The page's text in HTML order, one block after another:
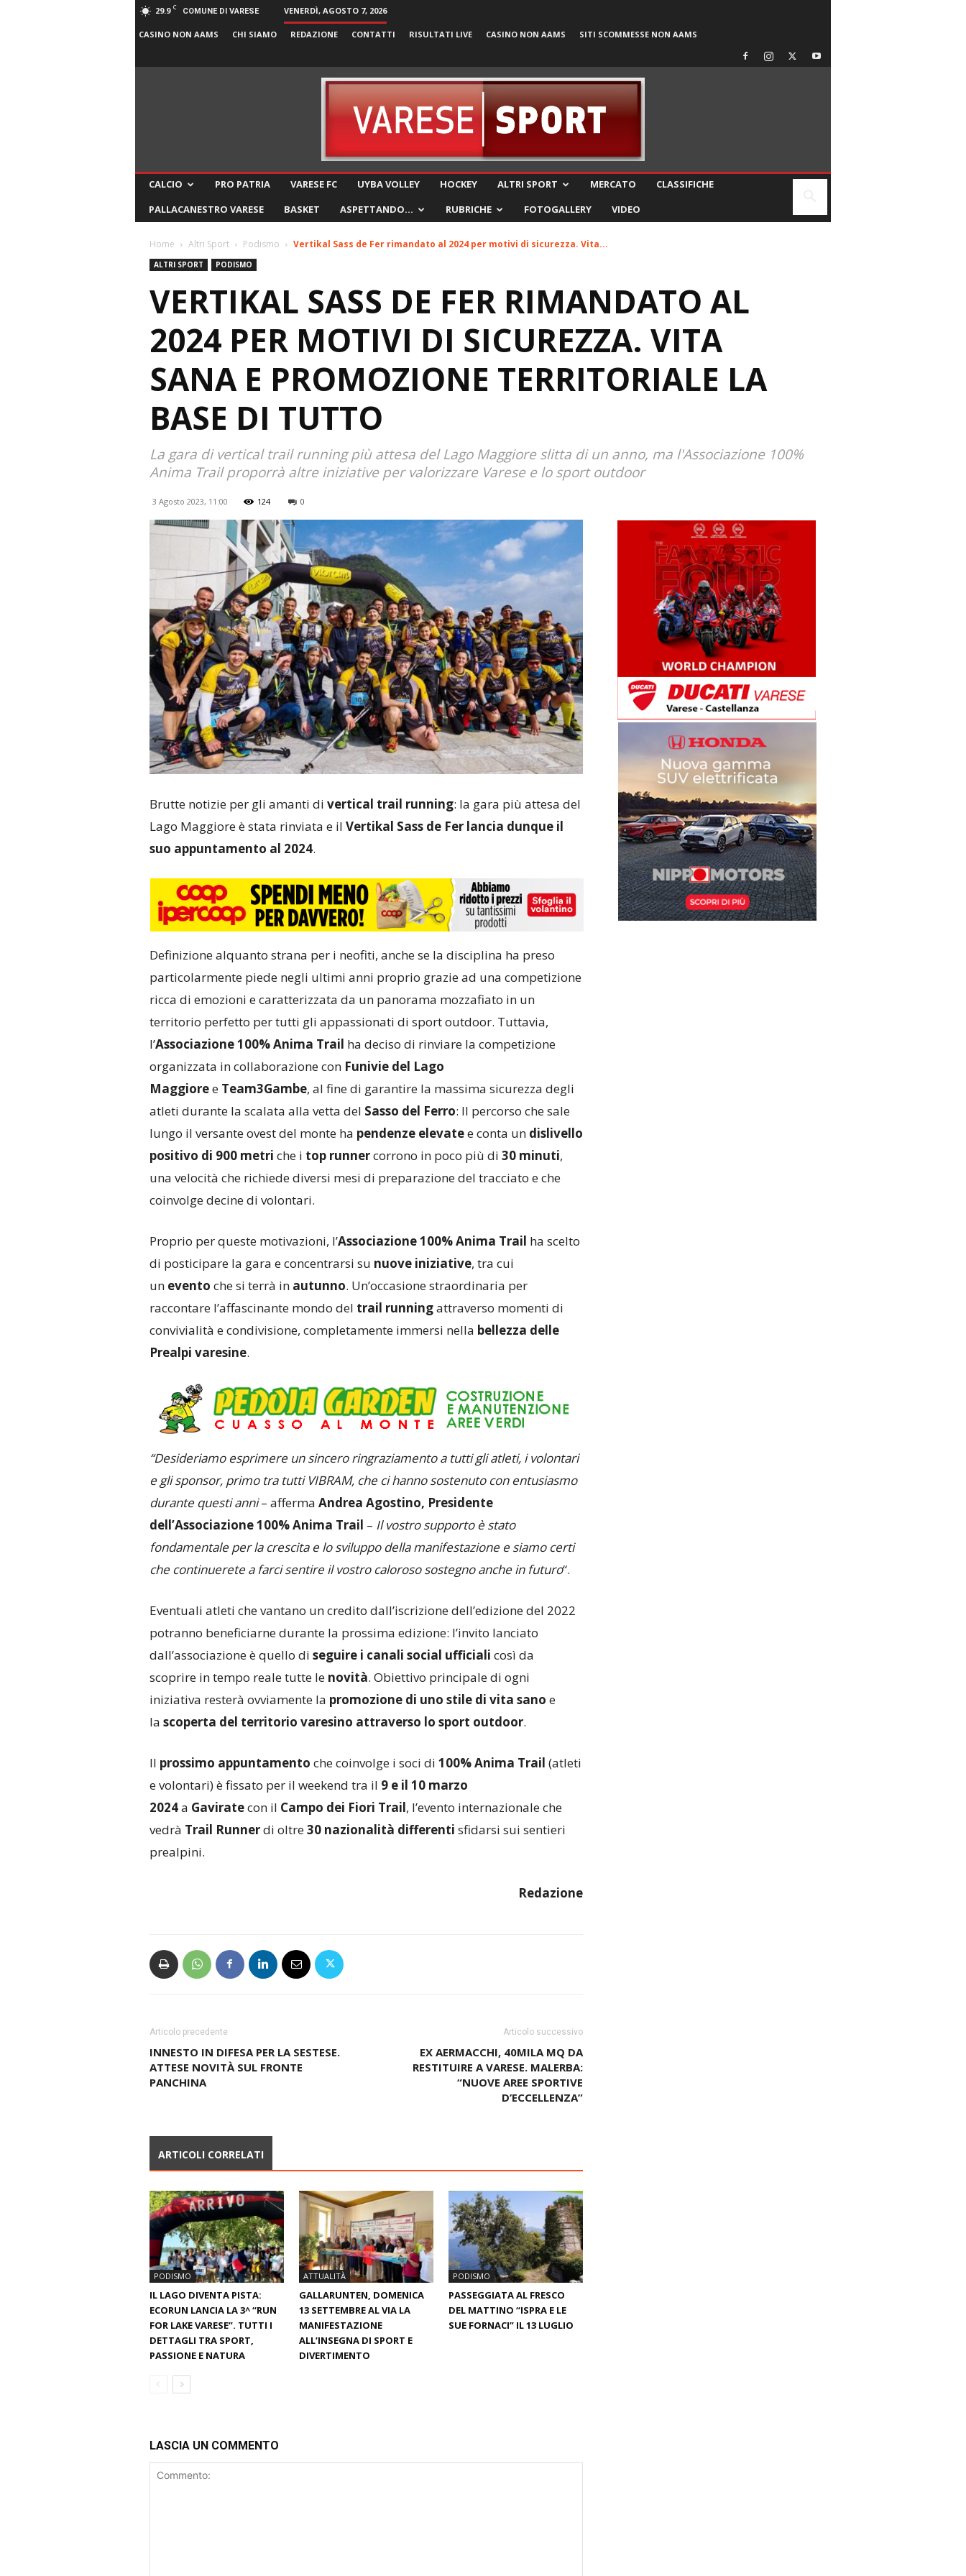
29.9 C COMUNE DI VARESE VENERDÌ, AGOSTO 7, 2026
CASINO NON AAMS CHI SIAMO REDAZIONE CONTATTI RISULTATI LIVE CASINO NON AAMS SITI SCOMMESSE NON AAMS
CALCIO PRO PATRIA VARESE FC UYBA VOLLEY HOCKEY ALTRI SPORT MERCATO
CLASSIFICHE
PALLACANESTRO VARESE
BASKET ASPETTANDO… RUBRICHE FOTOGALLERY VIDEO
Home Altri Sport Podismo Vertikal Sass de Fer rimandato al 2024 per motivi di sicurezza. Vita...
ALTRI SPORT PODISMO
VERTIKAL SASS DE FER RIMANDATO AL
2024 PER MOTIVI DI SICUREZZA. VITA
SANA E PROMOZIONE TERRITORIALE LA
BASE DI TUTTO
La gara di vertical trail running più attesa del Lago Maggiore slitta di un anno, ma l'Associazione 100%
Anima Trail proporrà altre iniziative per valorizzare Varese e lo sport outdoor
3 Agosto 2023, 11:00 124 0
Brutte notizie per gli amanti di vertical trail running: la gara più attesa del
Lago Maggiore è stata rinviata e il Vertikal Sass de Fer lancia dunque il
suo appuntamento al 2024.
Definizione alquanto strana per i neofiti, anche se la disciplina ha preso
particolarmente piede negli ultimi anni proprio grazie ad una competizione
ricca di emozioni e caratterizzata da un panorama mozzafiato in un
territorio perfetto per tutti gli appassionati di sport outdoor. Tuttavia,
l’Associazione 100% Anima Trail ha deciso di rinviare la competizione
organizzata in collaborazione con Funivie del Lago
Maggioree Team3Gambe, al fine di garantire la massima sicurezza degli
atleti durante la scalata alla vetta del Sasso del Ferro: Il percorso che sale
lungo il versante ovest del monte ha pendenze elevatee conta un dislivello
positivo di 900 metri che i top runnercorrono in poco più di 30 minuti,
una velocità che richiede diversi mesi di preparazione del tracciato e che
coinvolge decine di volontari.
Proprio per queste motivazioni, l’Associazione 100% Anima Trail ha scelto
di posticipare la gara e concentrarsi su nuove iniziative, tra cui
un evento che si terrà in autunno. Un’occasione straordinaria per
raccontare l’affascinante mondo del trail runningattraverso momenti di
convivialità e condivisione, completamente immersi nella bellezza delle
Prealpi varesine.
“Desideriamo esprimere un sincero ringraziamento a tutti gli atleti, i volontari
e gli sponsor, primo tra tutti VIBRAM, che ci hanno sostenuto con entusiasmo
durante questi anni– afferma Andrea Agostino, Presidente
dell’Associazione 100% Anima Trail – Il vostro supporto è stato
fondamentale per la crescita e lo sviluppo della manifestazione e siamo certi
che continuerete a farci sentire il vostro caloroso sostegno anche in futuro“.
Eventuali atleti che vantano un credito dall’iscrizione dell’edizione del 2022
potranno beneficiarne durante la prossima edizione: l’invito lanciato
dall’associazione è quello di seguire i canali social ufficiali così da
scoprire in tempo reale tutte le novità. Obiettivo principale di ogni
iniziativa resterà ovviamente la promozione di uno stile di vita sano e
la scoperta del territorio varesino attraverso lo sport outdoor.
Il prossimo appuntamento che coinvolge i soci di 100% Anima Trail (atleti
e volontari) è fissato per il weekend tra il 9 e il 10 marzo
2024a Gaviratecon il Campo dei Fiori Trail, l’evento internazionale che
vedrà Trail Runnerdi oltre30 nazionalità differenti sfidarsi sui sentieri
prealpini.
Redazione
Articolo precedente
INNESTO IN DIFESA PER LA SESTESE.
ATTESE NOVITÀ SUL FRONTE
PANCHINA
Articolo successivo
EX AERMACCHI, 40MILA MQ DA
RESTITUIRE A VARESE. MALERBA:
“NUOVE AREE SPORTIVE
D’ECCELLENZA”
ARTICOLI CORRELATI
PODISMO
IL LAGO DIVENTA PISTA:
ECORUN LANCIA LA 3^ “RUN
FOR LAKE VARESE”. TUTTI I
DETTAGLI TRA SPORT,
PASSIONE E NATURA
ATTUALITÀ
GALLARUNTEN, DOMENICA
13 SETTEMBRE AL VIA LA
MANIFESTAZIONE
ALL’INSEGNA DI SPORT E
DIVERTIMENTO
PODISMO
PASSEGGIATA AL FRESCO
DEL MATTINO “ISPRA E LE
SUE FORNACI” IL 13 LUGLIO
LASCIA UN COMMENTO